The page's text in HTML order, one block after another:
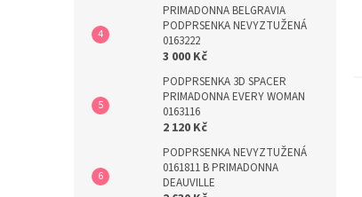
PRIMADONNA BELGRAVIA
PODPRSENKA NEVYZTUŽENÁ
0163222
3 000 Kč
PODPRSENKA 3D SPACER
PRIMADONNA EVERY WOMAN
0163116
2 120 Kč
PODPRSENKA NEVYZTUŽENÁ
0161811 B PRIMADONNA
DEAUVILLE